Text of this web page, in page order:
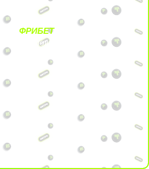
ФРИБЕТ
БЕЗ УСЛОВИЙ